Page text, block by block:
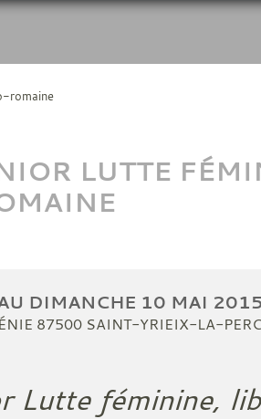
romaine
LUTTE
DIMANCHE 10 MAI 2015
87500 SAINT-YRIEIX-LA-
Lutte féminine,